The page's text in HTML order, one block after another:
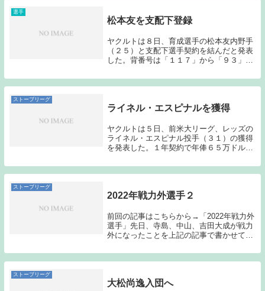
選手
松本友を支配下登録
ヤクルトは８日、育成選手の松本友内野手
（２５）と支配下選手契約を結んだと発表
した。背番号は「１１７」から「９３」に
－明学大－ＢＣリーグ福井を経て、１９年
育成ドラフト２位で入団した。昨季はイー
ストーブリーグ
ライネル・エスピナルを獲得
ヤクルトは５日、前米大リーグ、レッズの
ライネル・エスピナル投手（３１）の獲得
を発表した。１年契約で年俸６５万ドル
８」。ドミニカ共和国出身で１９０センチ
の長身右腕。メジャー通算２１９勝右腕、
ストーブリーグ
2022年戦力外選手２
前回の記事はこちらから→「2022年戦力外
選手」先日、寺島、中山、吉田大成が戦力
外になったことを上記の記事で書かせても
契約を結ばないとの報道がなされた。近藤
弘樹・楽天を戦力外となった後に育成契約
ストーブリーグ
大松尚逸入団へ